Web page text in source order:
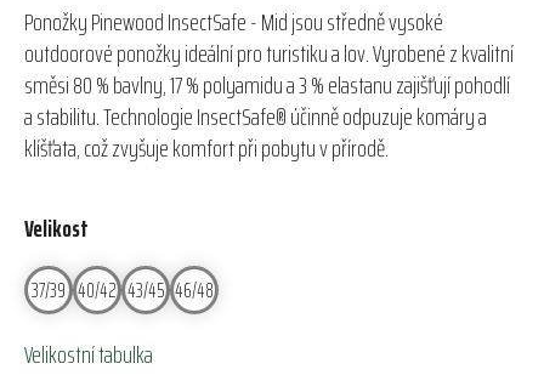
Ponožky Pinewood InsectSafe - Mid jsou středně vysoké
outdoorové ponožky ideální pro turistiku a lov. Vyrobené z kvalitní
směsi 80 % bavlny, 17 % polyamidu a 3 % elastanu zajišťují pohodlí
a stabilitu. Technologie InsectSafe® účinně odpuzuje komáry a
klíšťata, což zvyšuje komfort při pobytu v přírodě.
Velikost
37/39 40/42 43/45 46/48
Velikostní tabulka